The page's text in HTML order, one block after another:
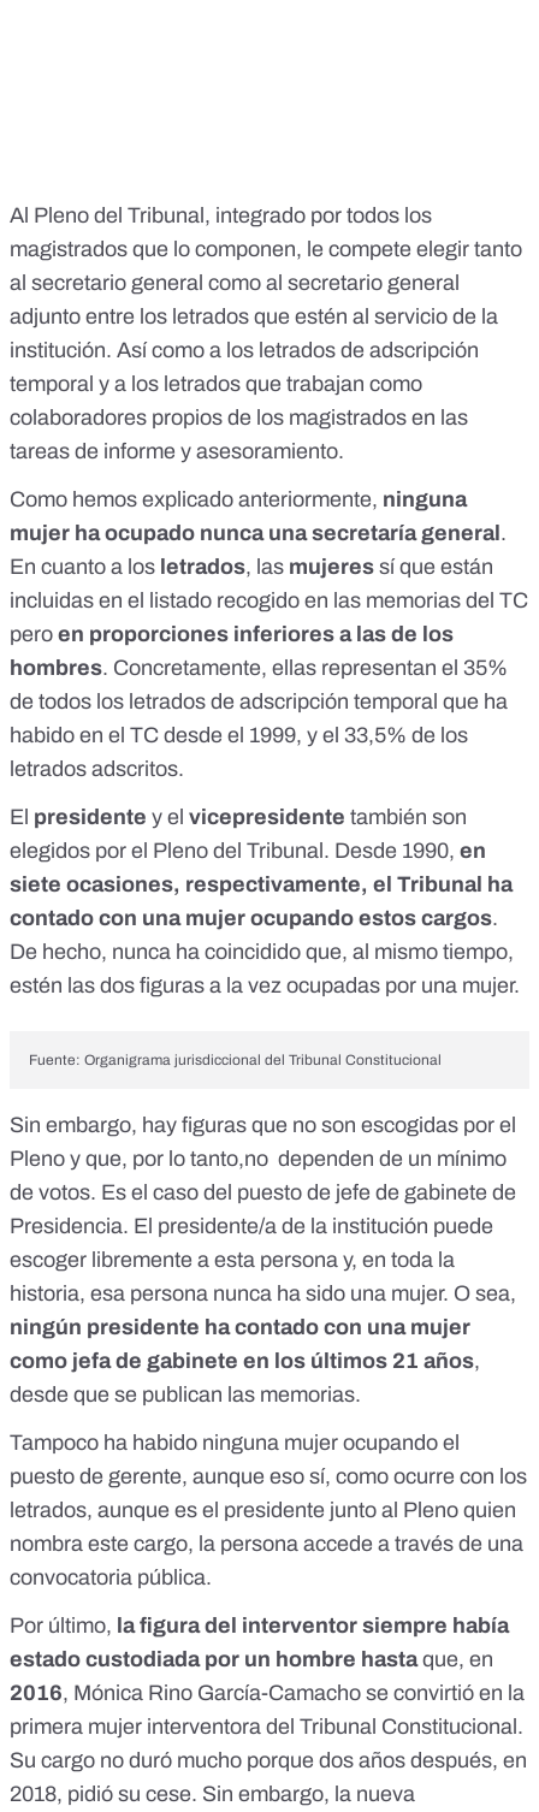
Al Pleno del Tribunal, integrado por todos los
magistrados que lo componen, le compete elegir tanto
al secretario general como al secretario general
adjunto entre los letrados que estén al servicio de la
institución. Así como a los letrados de adscripción
temporal y a los letrados que trabajan como
colaboradores propios de los magistrados en las
tareas de informe y asesoramiento.
Como hemos explicado anteriormente, ninguna
mujer ha ocupado nunca una secretaría general .
En cuanto a los letrados, las mujeres sí que están
incluidas en el listado recogido en las memorias del TC
pero en proporciones inferiores a las de los
hombres. Concretamente, ellas representan el 35%
de todos los letrados de adscripción temporal que ha
habido en el TC desde el 1999, y el 33,5% de los
letrados adscritos.
El presidente y el vicepresidente también son
elegidos por el Pleno del Tribunal. Desde 1990, en
siete ocasiones, respectivamente, el Tribunal ha
contado con una mujer ocupando estos cargos.
De hecho, nunca ha coincidido que, al mismo tiempo,
estén las dos figuras a la vez ocupadas por una mujer.
Fuente: Organigrama jurisdiccional del Tribunal Constitucional
Sin embargo, hay figuras que no son escogidas por el
Pleno y que, por lo tanto,no dependen de un mínimo
de votos. Es el caso del puesto de jefe de gabinete de
Presidencia. El presidente/a de la institución puede
escoger libremente a esta persona y, en toda la
historia, esa persona nunca ha sido una mujer. O sea,
ningún presidente ha contado con una mujer
como jefa de gabinete en los últimos 21 años,
desde que se publican las memorias.
Tampoco ha habido ninguna mujer ocupando el
puesto de gerente, aunque eso sí, como ocurre con los
letrados, aunque es el presidente junto al Pleno quien
nombra este cargo, la persona accede a través de una
convocatoria pública.
Por último, la figura del interventor siempre había
estado custodiada por un hombre hastaque, en
2016, Mónica Rino García-Camacho se convirtió en la
primera mujer interventora del Tribunal Constitucional.
Su cargo no duró mucho porque dos años después, en
2018, pidió su cese. Sin embargo, la nueva